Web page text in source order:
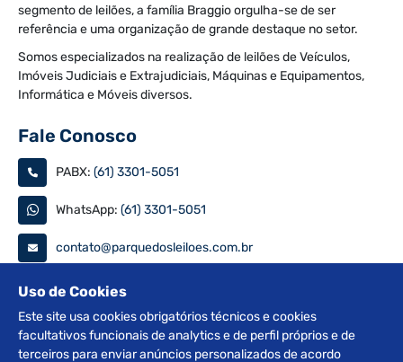
segmento de leilões, a família Braggio orgulha-se de ser
referência e uma organização de grande destaque no setor.
Somos especializados na realização de leilões de Veículos,
Imóveis Judiciais e Extrajudiciais, Máquinas e Equipamentos,
Informática e Móveis diversos.
Fale Conosco
PABX: (61) 3301-5051
WhatsApp: (61) 3301-5051
contato@parquedosleiloes.com.br
Consulte seu documento
PESQUISAR
Uso de Cookies
Este site usa cookies obrigatórios técnicos e cookies
facultativos funcionais de analytics e de perfil próprios e de
terceiros para enviar anúncios personalizados de acordo